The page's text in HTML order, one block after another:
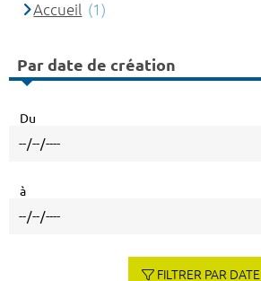
Accueil (1)
Par date de création
Du
à
FILTRER PAR DATE